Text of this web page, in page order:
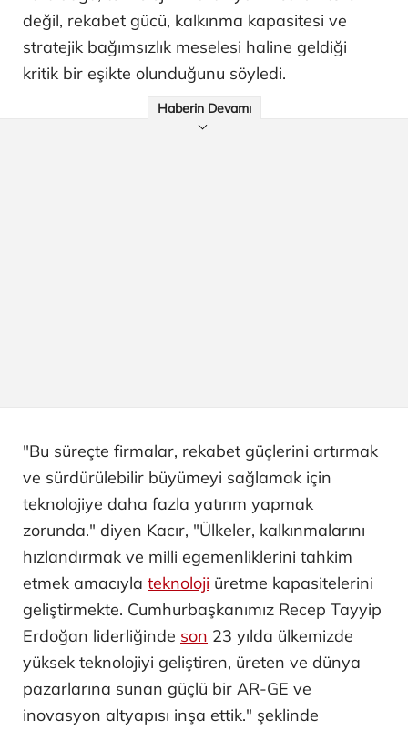
değil, rekabet gücü, kalkınma kapasitesi ve
stratejik bağımsızlık meselesi haline geldiği
kritik bir eşikte olunduğunu söyledi.
Haberin Devamı
"Bu süreçte firmalar, rekabet güçlerini artırmak
ve sürdürülebilir büyümeyi sağlamak için
teknolojiye daha fazla yatırım yapmak
zorunda." diyen Kacır, "Ülkeler, kalkınmalarını
hızlandırmak ve milli egemenliklerini tahkim
etmek amacıyla teknoloji üretme kapasitelerini
geliştirmekte. Cumhurbaşkanımız Recep Tayyip
Erdoğan liderliğinde son 23 yılda ülkemizde
yüksek teknolojiyi geliştiren, üreten ve dünya
pazarlarına sunan güçlü bir AR-GE ve
inovasyon altyapısı inşa ettik." şeklinde